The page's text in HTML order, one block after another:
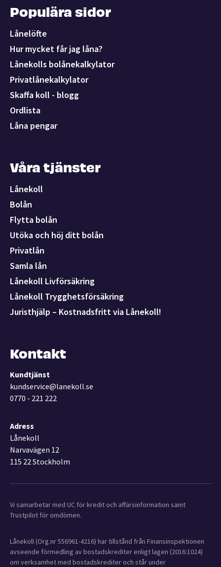
Populära sidor
Lånelöfte
Hur mycket får jag låna?
Lånekolls bolånekalkylator
Privatlånekalkylator
Skaffa koll - blogg
Ordlista
Låna pengar
Våra tjänster
Lånekoll
Bolån
Flytta bolån
Utöka och höj ditt bolån
Privatlån
Samla lån
Lånekoll Livförsäkring
Lånekoll Trygghetsförsäkring
Juristhjälp – Kostnadsfritt via Lånekoll!
Kontakt
Kundtjänst
kundservice@lanekoll.se
0770 - 221 222
Adress
Lånekoll
Narvavägen 12
115 22 Stockholm
Vi samarbetar med UC för kredit och affärsinformation samt
Trustpilot för omdömen.
Lånekoll (Org.nr 556961-4216) har tillstånd från Finansinspektionen
avseende förmedling av bostadskrediter enligt lagen (2016:1024)
om verksamhet med bostadskrediter och står under